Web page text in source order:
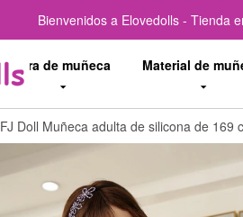
Bienvenidos a Elovedolls - Tienda
Cara de muñeca Material de
FJ Doll Muñeca adulta de silicona de